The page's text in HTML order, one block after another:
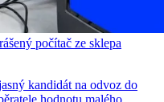
počítač ze sklepa
kandidát na odvoz do